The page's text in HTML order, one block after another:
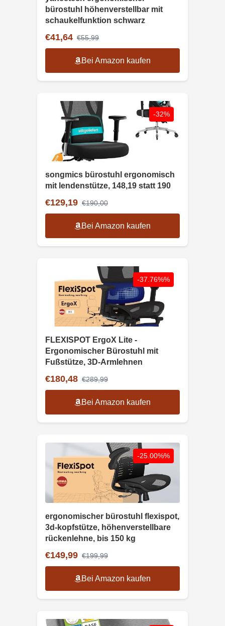
bürostuhl höhenverstellbar mit
schaukelfunktion schwarz
€41,64 €55,99
Bei Amazon kaufen
-32%
songmics bürostuhl ergonomisch
mit lendenstütze, 148,19 statt 190
€129,19 €190,00
Bei Amazon kaufen
-37.76%%
FLEXISPOT ErgoX Lite -
Ergonomischer Bürostuhl mit
Fußstütze, 3D-Armlehnen
€180,48 €289,99
Bei Amazon kaufen
-25.00%%
ergonomischer bürostuhl flexispot,
3d-kopfstütze, höhenverstellbare
rückenlehne, bis 150 kg
€149,99 €199,99
Bei Amazon kaufen